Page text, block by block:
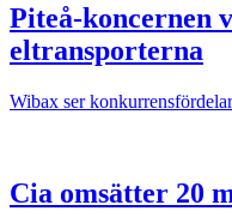
Piteå-koncernen
eltransporterna
Wibax ser
Cia omsätter 20